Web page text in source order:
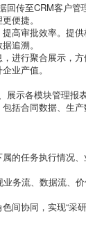
回传至CRM客户
便捷。
高审批效率。提
追溯。
进行聚合展示，
业产值。
示各模块管理报
括合同数据、生
的任务执行情况
务流、数据流、
间协同，实现“采